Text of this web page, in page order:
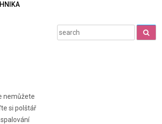
nemůžete
si polštář
Search
for: